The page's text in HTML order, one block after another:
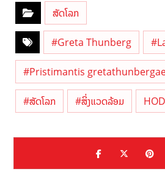
ສັດໂລກ
#Greta Thunberg
#Pristimantis
#ສັດໂລກ #ສິ່ງແວດລ້ອມ HOD